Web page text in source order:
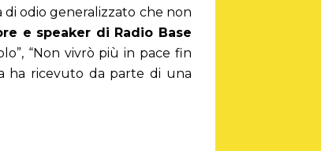
odio generalizzato che non
e speaker di Radio Base
“Non vivrò più in pace fin
ha ricevuto da parte di una